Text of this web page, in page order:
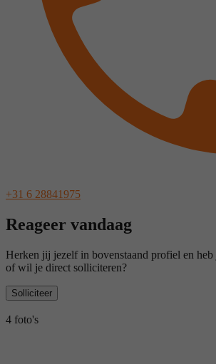
+31 6 28841975
Reageer vandaag
Herken jij jezelf in bovenstaand profiel en heb
of wil je direct solliciteren?
Solliciteer
4 foto's